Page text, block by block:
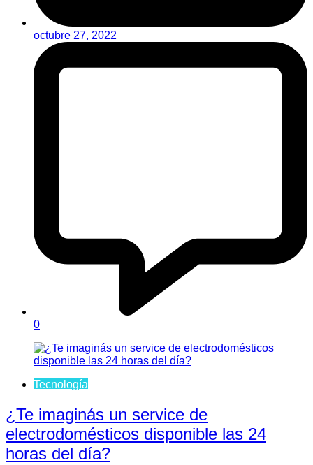
octubre 27, 2022
0
Tecnología
¿Te imaginás un service de
electrodomésticos disponible las 24
horas del día?